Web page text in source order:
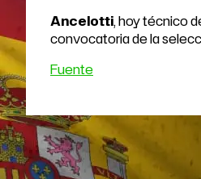
Ancelotti, hoy técnico
convocatoria de la
Fuente